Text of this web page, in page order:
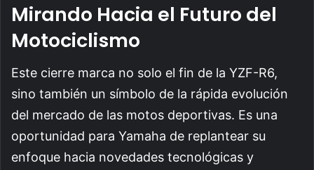
Mirando Hacia el Futuro del
Motociclismo
Este cierre marca no solo el fin de la YZF-R6,
sino también un símbolo de la rápida evolución
del mercado de las motos deportivas. Es una
oportunidad para Yamaha de replantear su
enfoque hacia novedades tecnológicas y